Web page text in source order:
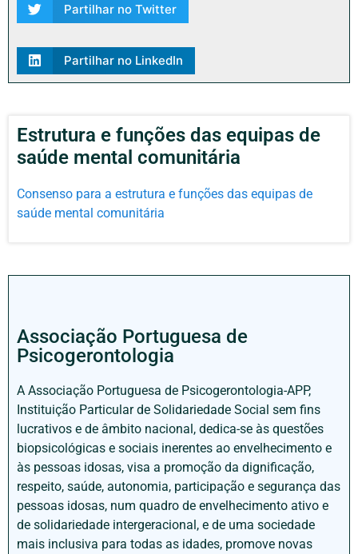
Partilhar no Twitter
Partilhar no LinkedIn
Estrutura e funções das equipas de
saúde mental comunitária
Consenso para a estrutura e funções das equipas de
saúde mental comunitária
Associação Portuguesa de
Psicogerontologia
A Associação Portuguesa de Psicogerontologia-APP,
Instituição Particular de Solidariedade Social sem fins
lucrativos e de âmbito nacional, dedica-se às questões
biopsicológicas e sociais inerentes ao envelhecimento e
às pessoas idosas, visa a promoção da dignificação,
respeito, saúde, autonomia, participação e segurança das
pessoas idosas, num quadro de envelhecimento ativo e
de solidariedade intergeracional, e de uma sociedade
mais inclusiva para todas as idades, promove novas